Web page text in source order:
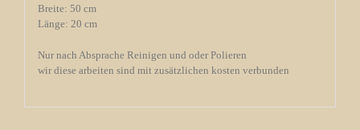
Breite: 50 cm
Länge: 20 cm
Nur nach Absprache Reinigen und oder Polieren
wir diese arbeiten sind mit zusätzlichen kosten verbunden